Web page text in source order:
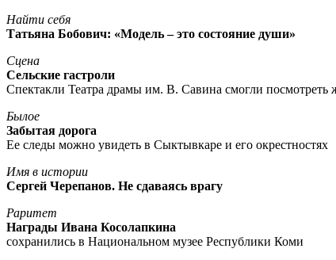
Найти себя
Татьяна Бобович: «Модель – это состояние души»
Сцена
Сельские гастроли
Спектакли Театра драмы им. В. Савина смогли посмотреть
Былое
Забытая дорога
Ее следы можно увидеть в Сыктывкаре и его окрестностях
Имя в истории
Сергей Черепанов. Не сдаваясь врагу
Раритет
Награды Ивана Косолапкина
сохранились в Национальном музее Республики Коми